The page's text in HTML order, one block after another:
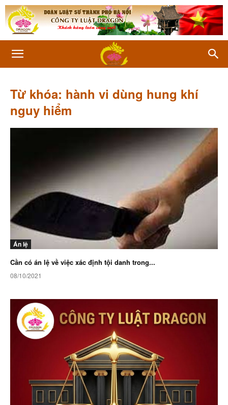
Từ khóa: hành vi dùng hung khí
nguy hiểm
Án lệ
Cần có án lệ về việc xác định tội danh trong...
08/10/2021